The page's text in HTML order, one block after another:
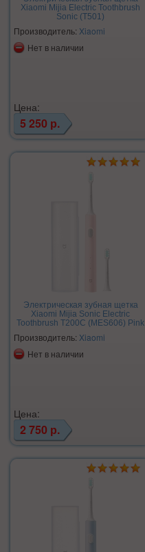
Xiaomi Mijia Electric Toothbrush
Sonic (T501)
Производитель: Xiaomi
Нет в наличии
Цена:
5 250 р.
Электрическая зубная щетка
Xiaomi Mijia Sonic Electric
Toothbrush T200C (MES606) Pink
Производитель: Xiaomi
Нет в наличии
Цена:
2 750 р.